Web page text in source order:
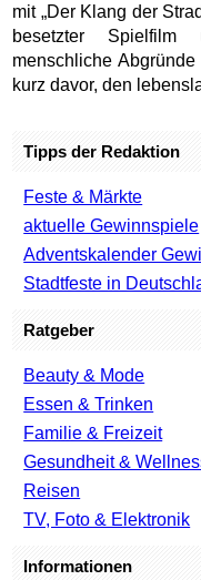
mit „Der Klang der
besetzter Spielfilm
menschliche
kurz davor, den
Tipps der Redaktion
Feste & Märkte
aktuelle Gewinnspiele
Adventskalender
Stadtfeste in
Ratgeber
Beauty & Mode
Essen & Trinken
Familie & Freizeit
Gesundheit &
Reisen
TV, Foto & Elektronik
Informationen